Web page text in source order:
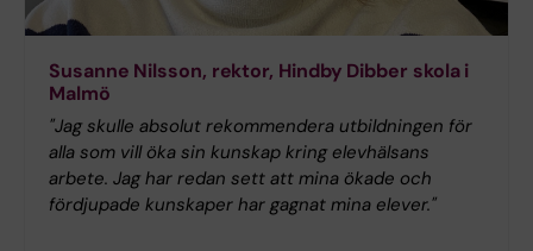
Susanne Nilsson, rektor, Hindby Dibber skola i
Malmö
"Jag skulle absolut rekommendera utbildningen för
alla som vill öka sin kunskap kring elevhälsans
arbete. Jag har redan sett att mina ökade och
fördjupade kunskaper har gagnat mina elever."